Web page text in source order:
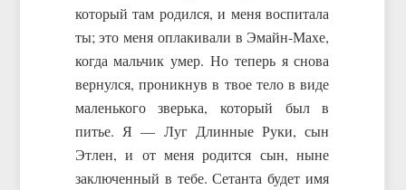
который там родился, и меня воспитала
ты; это меня оплакивали в Эмайн-Махе,
когда мальчик умер. Но теперь я снова
вернулся, проникнув в твое тело в виде
маленького зверька, который был в
питье. Я — Луг Длинные Руки, сын
Этлен, и от меня родится сын, ныне
заключенный в тебе. Сетанта будет имя